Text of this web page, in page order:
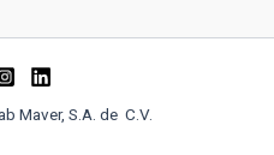
Maver, S.A. de C.V.